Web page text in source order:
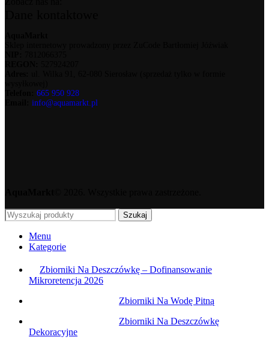
665 950 928
info@aquamarkt.pl
Szukaj
Menu
Kategorie
Zbiorniki Na Deszczówkę – Dofinansowanie
Mikroretencja 2026
Zbiorniki Na Wodę Pitną
Zbiorniki Na Deszczówkę
Dekoracyjne